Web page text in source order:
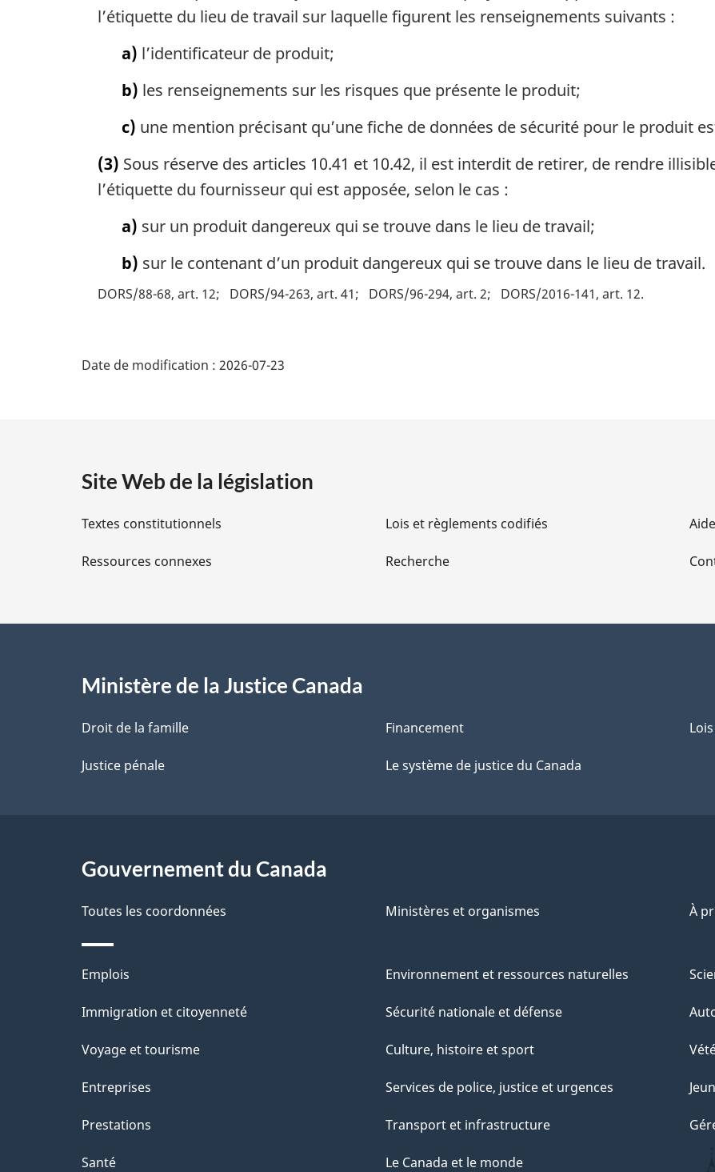
l’étiquette du lieu de travail sur laquelle figurent les renseignements suivants :
a) l’identificateur de produit;
b) les renseignements sur les risques que présente le produit;
c) une mention précisant qu’une fiche de données de sécurité pour le produit
(3) Sous réserve des articles 10.41 et 10.42, il est interdit de retirer, de rendre
l’étiquette du fournisseur qui est apposée, selon le cas :
a) sur un produit dangereux qui se trouve dans le lieu de travail;
b) sur le contenant d’un produit dangereux qui se trouve dans le lieu de travail.
DORS/88-68, art. 12 DORS/94-263, art. 41 DORS/96-294, art. 2 DORS/2016-141, art. 12
i
l
s
l
a
p
e
Date de modification : 2026-07-23
Site Web de la législation
Textes constitutionnels
Ressources connexes
Lois et règlements codifiés
Recherche
Aide
Ministère de la Justice Canada
Droit de la famille
Justice pénale
Financement
Le système de justice du Canada
Lois
Gouvernement du Canada
Toutes les coordonnées Ministères et organismes À
Thèmes
et
Emplois
Immigration et citoyenneté
Voyage et tourisme
Entreprises
Prestations
Santé
Environnement et ressources naturelles
Sécurité nationale et défense
Culture, histoire et sport
Services de police, justice et urgences
Transport et infrastructure
Le Canada et le monde